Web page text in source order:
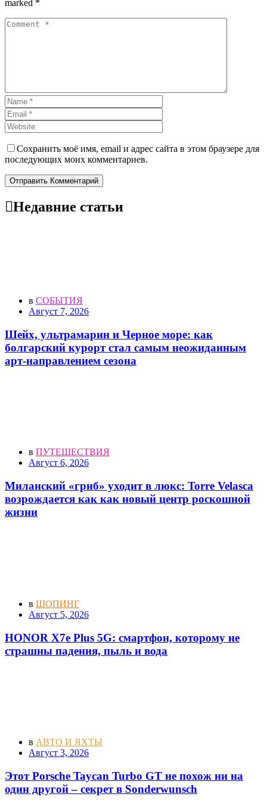
marked *
Сохранить моё имя, email и адрес сайта в этом браузере для
последующих моих комментариев.
Отправить Комментарий
Недавние статьи
в СОБЫТИЯ
Август 7, 2026
Шейх, ультрамарин и Черное море: как
болгарский курорт стал самым неожиданным
арт-направлением сезона
в ПУТЕШЕСТВИЯ
Август 6, 2026
Миланский «гриб» уходит в люкс: Torre Velasca
возрождается как как новый центр роскошной
жизни
в ШОПИНГ
Август 5, 2026
HONOR X7e Plus 5G: смартфон, которому не
страшны падения, пыль и вода
в АВТО И ЯХТЫ
Август 3, 2026
Этот Porsche Taycan Turbo GT не похож ни на
один другой – секрет в Sonderwunsch